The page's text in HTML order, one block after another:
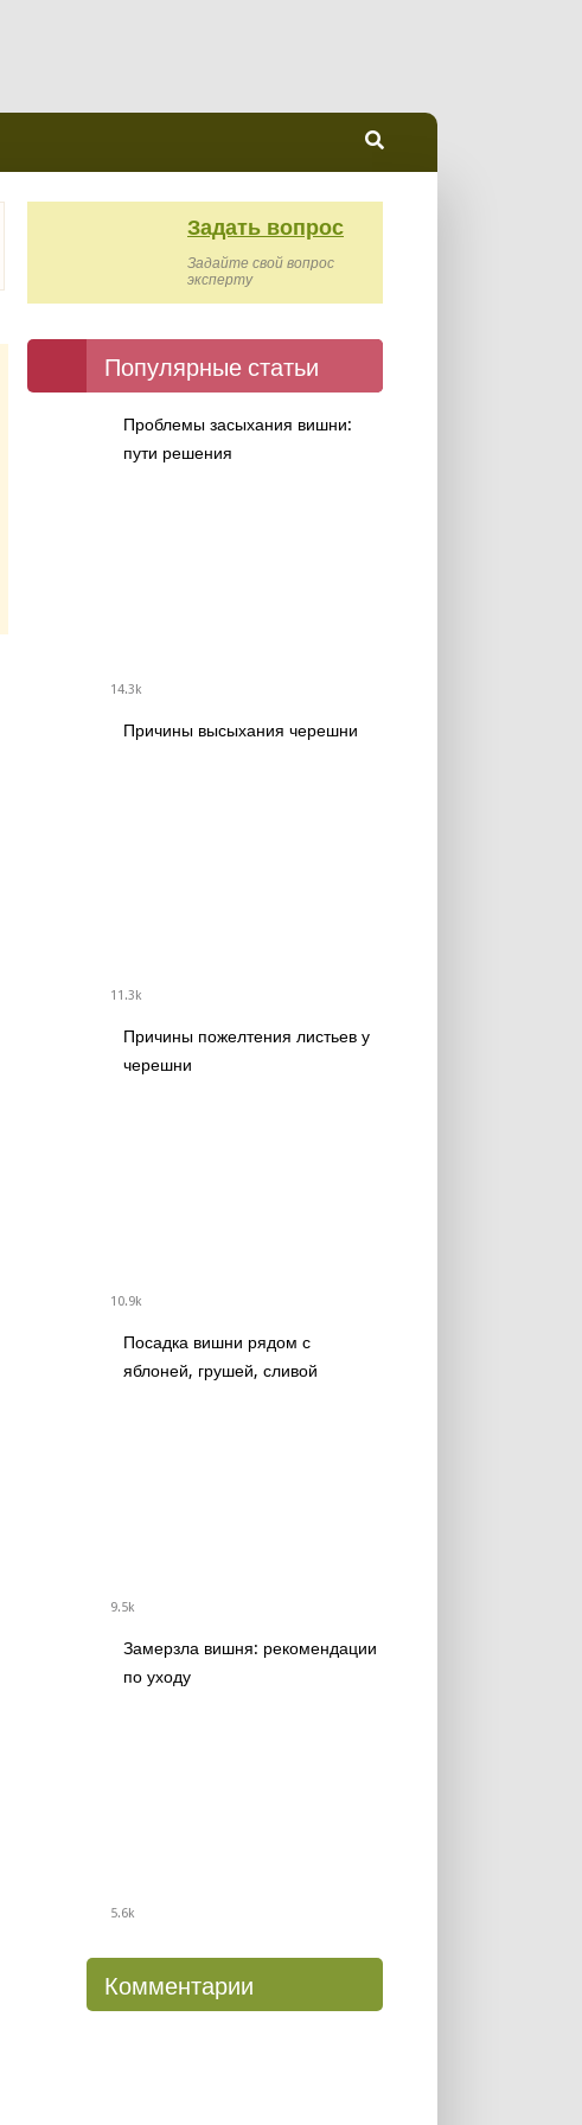
Задать вопрос
Задайте свой вопрос
эксперту
Популярные статьи
Проблемы засыхания вишни:
пути решения
14.3k
Причины высыхания черешни
11.3k
Причины пожелтения листьев у
черешни
10.9k
Посадка вишни рядом с
яблоней, грушей, сливой
9.5k
Замерзла вишня: рекомендации
по уходу
5.6k
Комментарии